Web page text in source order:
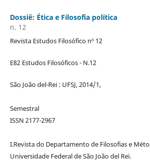
Dossiê: Ética e Filosofia política
n. 12
Revista Estudos Filosófico nº 12
E82 Estudos Filosóficos - N.12
São João del-Rei : UFSJ, 2014/1,
Semestral
ISSN 2177-2967
I.Revista do Departamento de Filosofias e
Universidade Federal de São João del Rei.